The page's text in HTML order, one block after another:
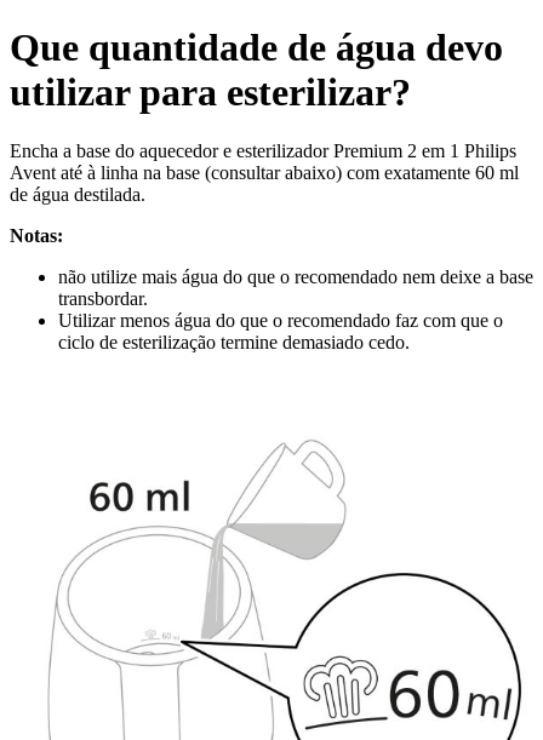
Que quantidade de água devo
utilizar para esterilizar?
Encha a base do aquecedor e esterilizador Premium 2 em 1 Philips
Avent até à linha na base (consultar abaixo) com exatamente 60 ml
de água destilada.
Notas:
não utilize mais água do que o recomendado nem deixe a base
transbordar.
Utilizar menos água do que o recomendado faz com que o
ciclo de esterilização termine demasiado cedo.